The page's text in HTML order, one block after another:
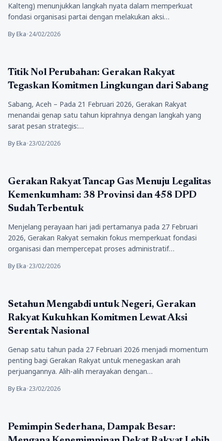
Kalteng) menunjukkan langkah nyata dalam memperkuat
fondasi organisasi partai dengan melakukan aksi…
By Eka•24/02/2026
Artikel
Titik Nol Perubahan: Gerakan Rakyat
Tegaskan Komitmen Lingkungan dari Sabang
Sabang, Aceh – Pada 21 Februari 2026, Gerakan Rakyat
menandai genap satu tahun kiprahnya dengan langkah yang
sarat pesan strategis:…
By Eka•23/02/2026
Politik
Gerakan Rakyat Tancap Gas Menuju Legalitas
Kemenkumham: 38 Provinsi dan 458 DPD
Sudah Terbentuk
Menjelang perayaan hari jadi pertamanya pada 27 Februari
2026, Gerakan Rakyat semakin fokus memperkuat fondasi
organisasi dan mempercepat proses administratif…
By Eka•23/02/2026
Politik
Setahun Mengabdi untuk Negeri, Gerakan
Rakyat Kukuhkan Komitmen Lewat Aksi
Serentak Nasional
Genap satu tahun pada 27 Februari 2026 menjadi momentum
penting bagi Gerakan Rakyat untuk menegaskan arah
perjuangannya. Alih-alih merayakan dengan…
By Eka•23/02/2026
Politik
Pemimpin Sederhana, Dampak Besar: